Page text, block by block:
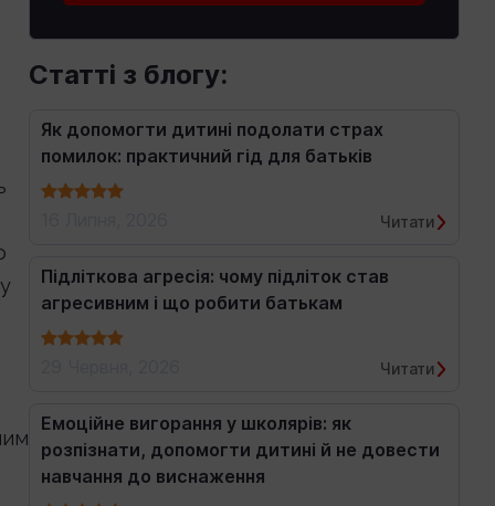
Статті з блогу:
Як допомогти дитині подолати страх
помилок: практичний гід для батьків
Читати
Підліткова агресія: чому підліток став
агресивним і що робити батькам
Читати
Емоційне вигорання у школярів: як
розпізнати, допомогти дитині й не довести
навчання до виснаження